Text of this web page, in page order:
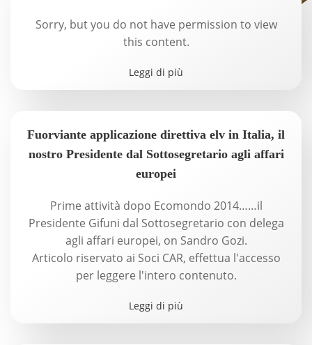
Sorry, but you do not have permission to view
this content.
Leggi di più
Fuorviante applicazione direttiva elv in Italia, il
nostro Presidente dal Sottosegretario agli affari
europei
Prime attività dopo Ecomondo 2014……il
Presidente Gifuni dal Sottosegretario con delega
agli affari europei, on Sandro Gozi.
Articolo riservato ai Soci CAR, effettua l'accesso
per leggere l'intero contenuto.
Leggi di più